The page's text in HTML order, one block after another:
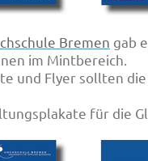
Bremen gab
im Mintbereich.
und Flyer sollten
für die